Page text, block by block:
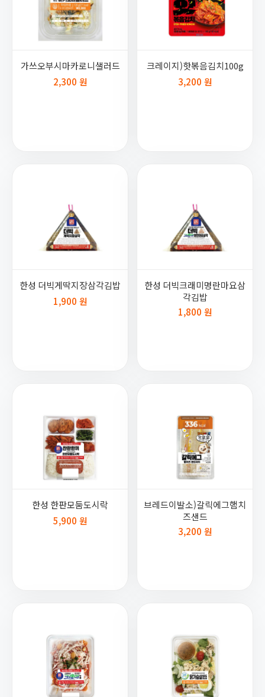
가쓰오부시마카로니샐러드
2,300 원
크레이지)핫볶음김치100g
3,200 원
한성 더빅게딱지장삼각김밥
1,900 원
한성 더빅크래미명란마요삼
각김밥
1,800 원
한성 한판모둠도시락
5,900 원
브레드이발소)갈릭에그햄치
즈샌드
3,200 원